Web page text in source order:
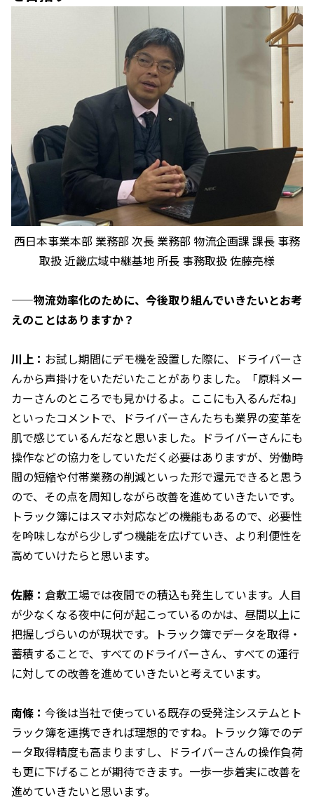
西日本事業本部 業務部 次長 業務部 物流企画課 課長 事務
取扱 近畿広域中継基地 所長 事務取扱 佐藤亮様
——物流効率化のために、今後取り組んでいきたいとお考
えのことはありますか？
川上： お試し期間にデモ機を設置した際に、ドライバーさ
んから声掛けをいただいたことがありました。「原料メー
カーさんのところでも見かけるよ。ここにも入るんだね」
といったコメントで、ドライバーさんたちも業界の変革を
肌で感じているんだなと思いました。ドライバーさんにも
操作などの協力をしていただく必要はありますが、労働時
間の短縮や付帯業務の削減といった形で還元できると思う
ので、その点を周知しながら改善を進めていきたいです。
トラック簿にはスマホ対応などの機能もあるので、必要性
を吟味しながら少しずつ機能を広げていき、より利便性を
高めていけたらと思います。
佐藤： 倉敷工場では夜間での積込も発生しています。人目
が少なくなる夜中に何が起こっているのかは、昼間以上に
把握しづらいのが現状です。トラック簿でデータを取得・
蓄積することで、すべてのドライバーさん、すべての運行
に対しての改善を進めていきたいと考えています。
南條： 今後は当社で使っている既存の受発注システムとト
ラック簿を連携できれば理想的ですね。トラック簿でのデ
ータ取得精度も高まりますし、ドライバーさんの操作負荷
も更に下げることが期待できます。一歩一歩着実に改善を
進めていきたいと思います。